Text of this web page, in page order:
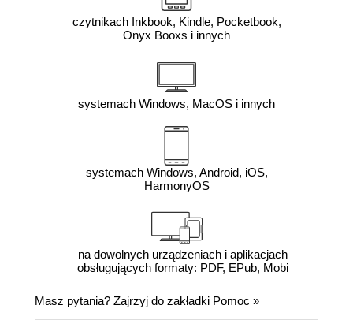
czytnikach Inkbook, Kindle, Pocketbook,
Onyx Booxs i innych
systemach Windows, MacOS i innych
systemach Windows, Android, iOS,
HarmonyOS
na dowolnych urządzeniach i aplikacjach
obsługujących formaty: PDF, EPub, Mobi
Masz pytania? Zajrzyj do zakładki Pomoc »